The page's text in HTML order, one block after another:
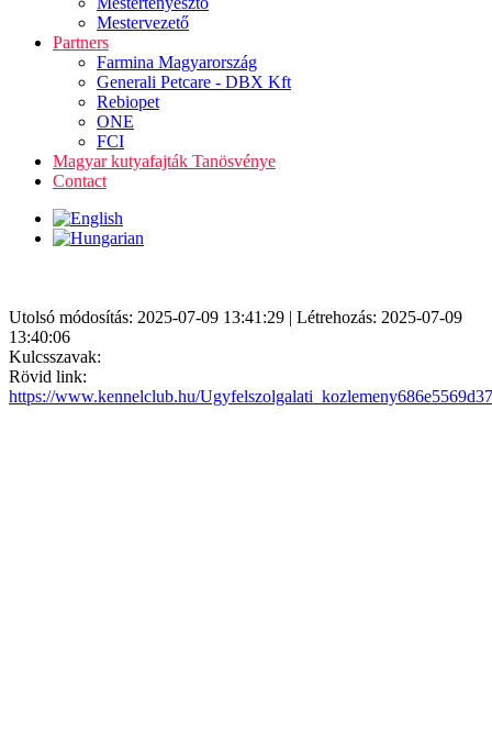
Mestervezető
Partners
Farmina Magyarország
Generali Petcare - DBX Kft
Rebiopet
ONE
FCI
Magyar kutyafajták Tanösvénye
Contact
Utolsó módosítás: 2025-07-09 13:41:29 | Létrehozás: 2025-07-09
13:40:06
Kulcsszavak:
Rövid link:
https://www.kennelclub.hu/